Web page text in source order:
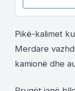
Pikë-kalimet
Merdare
kamionë dhe